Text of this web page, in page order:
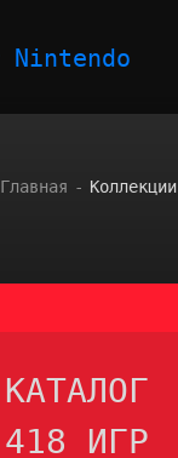
Главная Коллекции
КАТАЛОГ
418 ИГР